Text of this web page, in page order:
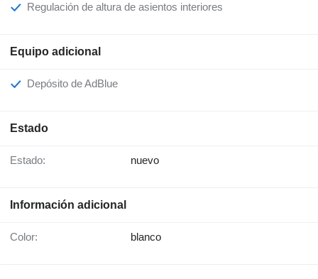
Regulación de altura de asientos interiores
Equipo adicional
Depósito de AdBlue
Estado
Estado: nuevo
Información adicional
Color: blanco